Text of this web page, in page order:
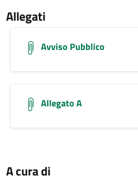
Allegati
Avviso Pubblico
Allegato A
A cura di